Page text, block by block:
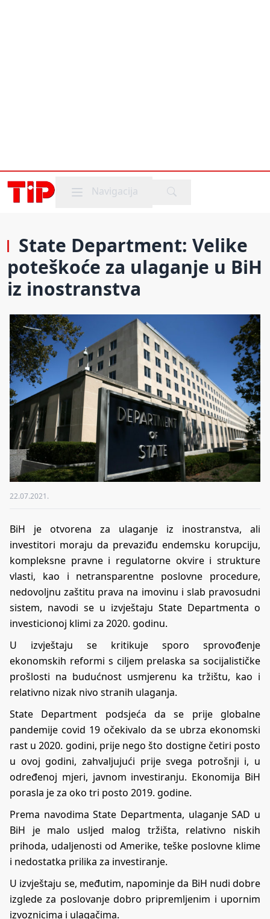
Mobile menu
Navigacija
State Department: Velike
poteškoće za ulaganje u BiH
iz inostranstva
22.07.2021.
BiH je otvorena za ulaganje iz inostranstva, ali
investitori moraju da prevaziđu endemsku korupciju,
kompleksne pravne i regulatorne okvire i strukture
vlasti, kao i netransparentne poslovne procedure,
nedovoljnu zaštitu prava na imovinu i slab pravosudni
sistem, navodi se u izvještaju State Departmenta o
investicionoj klimi za 2020. godinu.
U izvještaju se kritikuje sporo sprovođenje
ekonomskih reformi s ciljem prelaska sa socijalističke
prošlosti na budućnost usmjerenu ka tržištu, kao i
relativno nizak nivo stranih ulaganja.
State Department podsjeća da se prije globalne
pandemije covid 19 očekivalo da se ubrza ekonomski
rast u 2020. godini, prije nego što dostigne četiri posto
u ovoj godini, zahvaljujući prije svega potrošnji i, u
određenoj mjeri, javnom investiranju. Ekonomija BiH
porasla je za oko tri posto 2019. godine.
Prema navodima State Departmenta, ulaganje SAD u
BiH je malo usljed malog tržišta, relativno niskih
prihoda, udaljenosti od Amerike, teške poslovne klime
i nedostatka prilika za investiranje.
U izvještaju se, međutim, napominje da BiH nudi dobre
izglede za poslovanje dobro pripremljenim i upornim
izvoznicima i ulagačima.